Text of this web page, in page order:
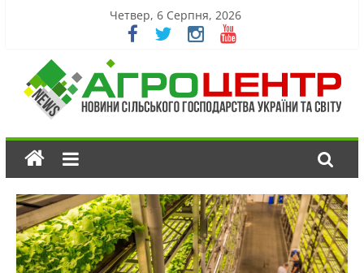
Четвер, 6 Серпня, 2026